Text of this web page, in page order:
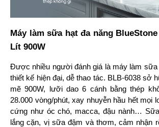
Máy làm sữa hạt đa năng BlueStone
Lít 900W
Được nhiều người đánh giá là máy làm sữa
thiết kế hiện đại, dễ thao tác. BLB-6038 sở
mẽ 900W, lưỡi dao 6 cánh bằng thép
28.000 vòng/phút, xay nhuyễn hầu hết mọi
cứng như óc chó, macca, đậu nành…
lắng cặn, vị sữa đậm và thơm, cảm nhận